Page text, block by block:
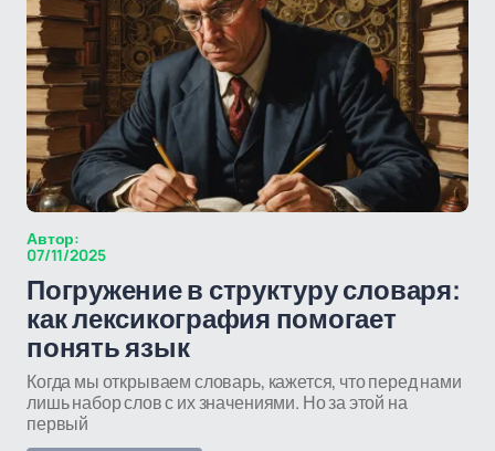
Автор:
07/11/2025
Погружение в структуру словаря:
как лексикография помогает
понять язык
Когда мы открываем словарь, кажется, что перед нами
лишь набор слов с их значениями. Но за этой на
первый